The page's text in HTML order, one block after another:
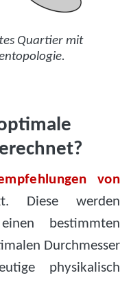
Quartier mit
von
Diese werden
bestimmten
Durchmesser
physikalisch